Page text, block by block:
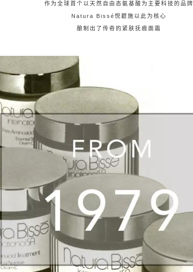
作为全球首个以天然自由态氨基酸为主要科技的品牌
Natura Bissé悦碧施以此为核心
酿制出了传奇的紧肤抚痕面霜